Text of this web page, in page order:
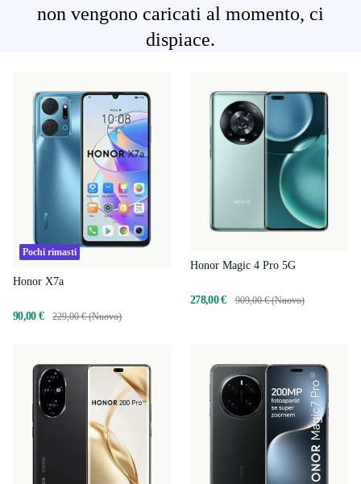
non vengono caricati al momento, ci
dispiace.
Pochi rimasti
Honor X7a
90,00 € 229,00 € (Nuovo)
Honor Magic 4 Pro 5G
278,00 € 909,00 € (Nuovo)